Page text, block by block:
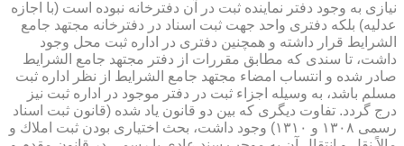
نیازی به وجود دفتر نماینده ثبت در آن دفترخانه نبوده است (با اجازه
عدلیه) بلكه دفتری واحد جهت ثبت اسناد در دفترخانه مجتهد جامع
الشرایط قرار داشته و همچنین دفتری در اداره ثبت محل وجود
داشت، تا سندی كه مطابق مقررات از دفتر مجتهد جامع الشرایط
صادر شده و انتساب امضاء مجتهد جامع الشرایط از نظر اداره ثبت
مسلم باشد، به وسیله اجزاء ثبت در دفتر موجود در اداره ثبت نیز
درج گردد. تفاوت دیگری كه بین دو قانون یاد شده (قانون ثبت اسناد
رسمی ۱۳۰۸ و ۱۳۱۰) وجود داشت، بحث اختیاری بودن ثبت املاك و